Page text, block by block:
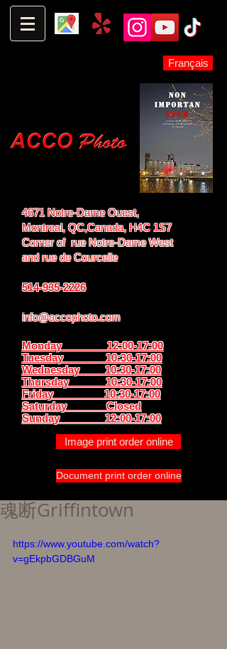
Français
4671 Notre-Dame Ouest,
Montreal, QC,Canada, H4C 1S7
Corner of rue Notre-Dame West
andrue de Courcelle
514-935-2226
info@accophoto.com
Monday 12:00-17:00
Tuesday 10:30-17:00
Wednesday 10:30-17:00
Thursday 10:30-17:00
Friday 10:30-17:00
Saturday Closed
Sunday 12:00-17:00
Image print order online
Document print order online
魂断Griffintown
https://www.youtube.com/watch?
v=gEkpbGDBGuM